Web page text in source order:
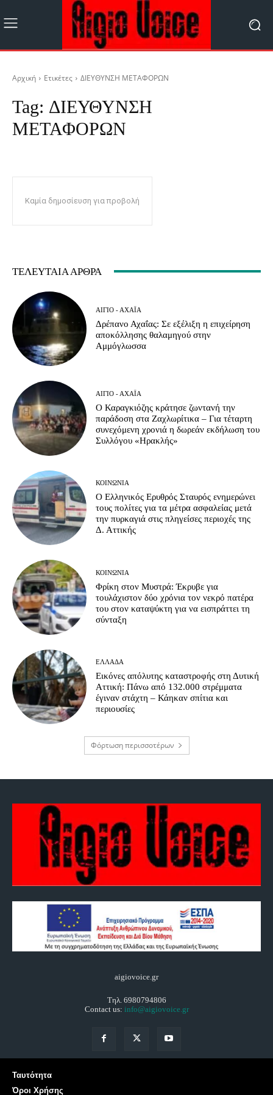
Αρχική Ετικέτες ΔΙΕΥΘΥΝΣΗ ΜΕΤΑΦΟΡΩΝ
Tag: ΔΙΕΥΘΥΝΣΗ
ΜΕΤΑΦΟΡΩΝ
Καμία δημοσίευση για προβολή
ΤΕΛΕΥΤΑΊΑ ΆΡΘΡΑ
ΑΊΓΙΟ - ΑΧΑΪ́Α
Δρέπανο Αχαΐας: Σε εξέλιξη η επιχείρηση
αποκόλλησης θαλαμηγού στην
Αμμόγλωσσα
ΑΊΓΙΟ - ΑΧΑΪ́Α
Ο Καραγκιόζης κράτησε ζωντανή την
παράδοση στα Ζαχλωρίτικα – Για τέταρτη
συνεχόμενη χρονιά η δωρεάν εκδήλωση του
Συλλόγου «Ηρακλής»
ΚΟΙΝΩΝΊΑ
Ο Ελληνικός Ερυθρός Σταυρός ενημερώνει
τους πολίτες για τα μέτρα ασφαλείας μετά
την πυρκαγιά στις πληγείσες περιοχές της
Δ. Αττικής
ΚΟΙΝΩΝΊΑ
Φρίκη στον Μυστρά: Έκρυβε για
τουλάχιστον δύο χρόνια τον νεκρό πατέρα
του στον καταψύκτη για να εισπράττει τη
σύνταξη
ΕΛΛΆΔΑ
Εικόνες απόλυτης καταστροφής στη Δυτική
Αττική: Πάνω από 132.000 στρέμματα
έγιναν στάχτη – Κάηκαν σπίτια και
περιουσίες
Φόρτωση περισσοτέρων
aigiovoice.gr
Τηλ. 6980794806
Contact us: info@aigiovoice.gr
Ταυτότητα
Όροι Χρήσης